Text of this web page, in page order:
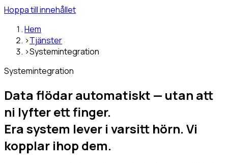
Hoppa till innehållet
Hem
›Tjänster
›Systemintegration
Systemintegration
Data flödarautomatiskt — utan att
ni lyfterett finger.
Era system lever i varsitt hörn. Vi
kopplar ihop dem.